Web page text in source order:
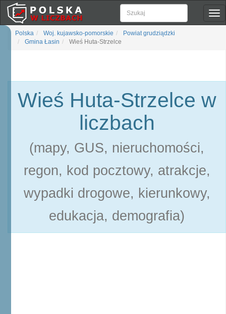
Polska Woj. kujawsko-pomorskie
Powiat grudziądzki
Gmina Łasin
Wieś Huta-Strzelce
Wieś Huta-Strzelce w
liczbach
(mapy, GUS, nieruchomości,
regon, kod pocztowy, atrakcje,
wypadki drogowe, kierunkowy,
edukacja, demografia)